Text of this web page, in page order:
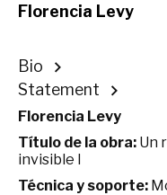
Florencia Levy
Bio
Statement
Florencia Levy
Título de la obra: Un
invisible I
Técnica y soporte: